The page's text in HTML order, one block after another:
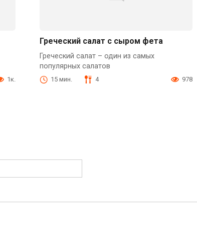
1к.
Греческий салат с сыром фета
Греческий салат – один из самых
популярных салатов
15 мин. 4 978